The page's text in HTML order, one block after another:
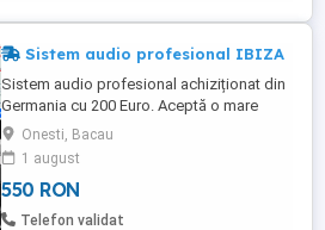
Wireless, ...
Sistem audio profesional IBIZA
Sistem audio profesional achiziționat din
Germania cu 200 Euro. Aceptă o mare
varietate de semnale de intrare si ofera un
sunet puternic, cu bass profund. Putere
MAX.120W ( reală 60W) în perfectă stare !!!
5 difuzoare (2 înalte,2 medii,1 bass) Intrari
USB-SD Bluetooth FM LINIE Functie de
Onesti, Bacau
1 august
550 RON
Telefon validat